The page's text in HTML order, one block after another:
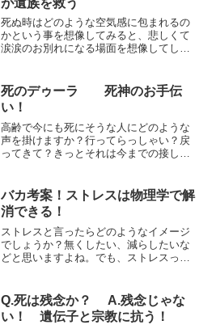
死ぬ時はどのような空気感に包まれるの
かという事を想像してみると、悲しくて
涙涙のお別れになる場面を想像してしま
みるといったような内容になります。一
生残る最期の言葉それは誰の為？
死のデゥーラ 死神のお手伝
い！
高齢で今にも死にそうな人にどのような
声を掛けますか？行ってらっしゃい？戻
ってきて？きっとそれは今までの接し方
るそうです。死のデゥーラ！いったい彼
らは何者なのでしょうか？
バカ考案！ストレスは物理学で解
消できる！
ストレスと言ったらどのようなイメージ
でしょうか？無くしたい、減らしたいな
どと思いますよね。でも、ストレスって
だってことも知っていましたか？物理的
にストレスを見てみました
Q.死は残念か？ A.残念じゃな
い！ 遺伝子と宗教に抗う！